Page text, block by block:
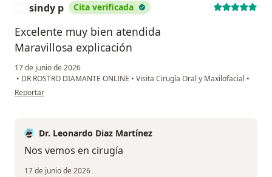
sindy p Cita verificada
Excelente muy bien atendida
Maravillosa explicación
17 de junio de 2026
• DR ROSTRO DIAMANTE ONLINE • Visita Cirugía Oral y Maxilofacial •
en opinión del usuario sindy p
Reportar
Dr. Leonardo Diaz Martínez
Nos vemos en cirugía
17 de junio de 2026